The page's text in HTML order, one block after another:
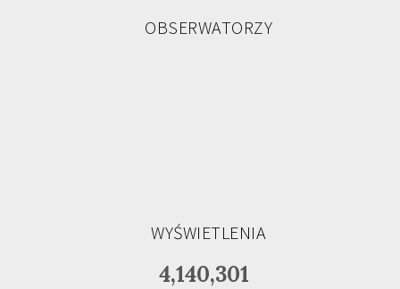
OBSERWATORZY
WYŚWIETLENIA
4,140,301